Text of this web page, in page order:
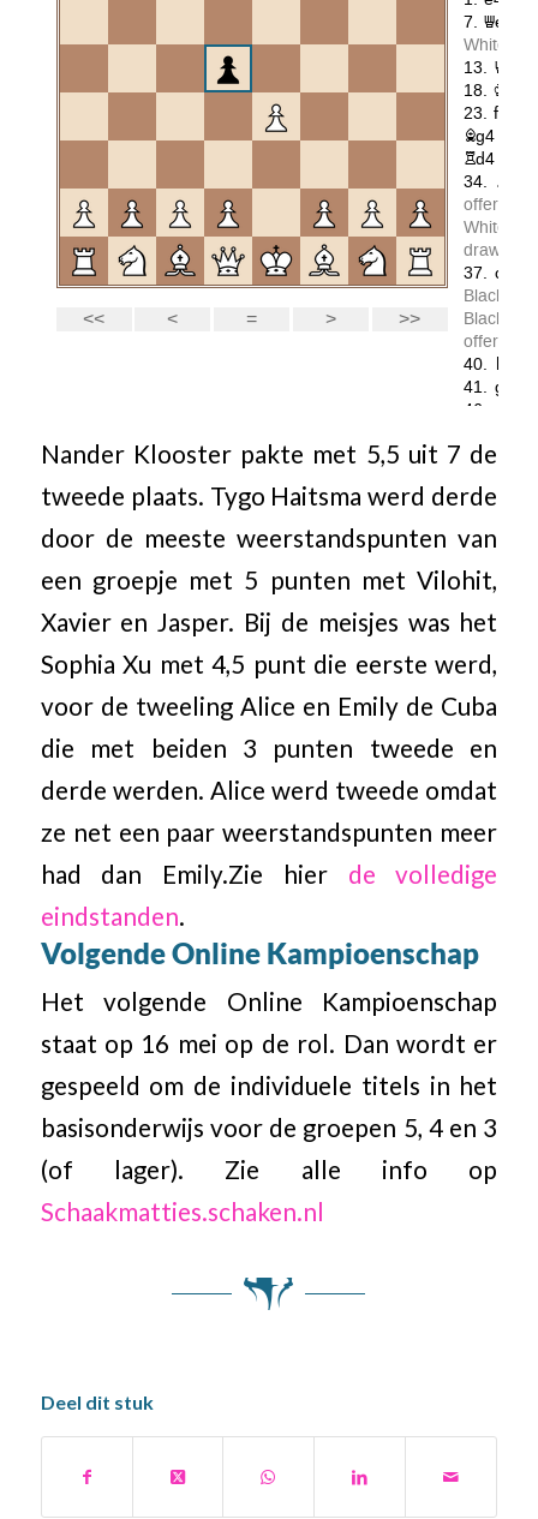
Nander Klooster pakte met 5,5 uit 7 de
tweede plaats. Tygo Haitsma werd derde
door de meeste weerstandspunten van
een groepje met 5 punten met Vilohit,
Xavier en Jasper. Bij de meisjes was het
Sophia Xu met 4,5 punt die eerste werd,
voor de tweeling Alice en Emily de Cuba
die met beiden 3 punten tweede en
derde werden. Alice werd tweede omdat
ze net een paar weerstandspunten meer
had dan Emily.Zie hier de volledige
eindstanden.
Volgende Online Kampioenschap
Het volgende Online Kampioenschap
staat op 16 mei op de rol. Dan wordt er
gespeeld om de individuele titels in het
basisonderwijs voor de groepen 5, 4 en 3
(of lager). Zie alle info op
Schaakmatties.schaken.nl
Deel dit stuk